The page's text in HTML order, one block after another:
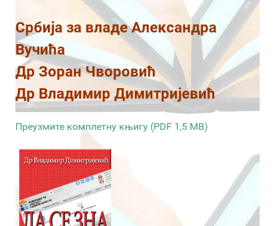
Србија за владе Александра
Вучића
Др Зоран Чворовић
Др Владимир Димитријевић
Преузмите комплетну књигу (PDF 1,5 MB)